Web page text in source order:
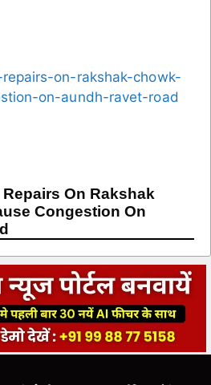
On Rakshak
Congestion On